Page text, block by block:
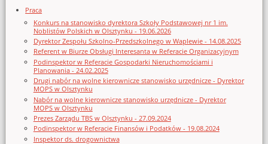
Praca
Konkurs na stanowisko dyrektora Szkoły Podstawowej nr 1 im.
Noblistów Polskich w Olsztynku - 19.06.2026
Dyrektor Zespołu Szkolno-Przedszkolnego w Waplewie - 14.08.2025
Referent w Biurze Obsługi Interesanta w Referacie Organizacyjnym
Podinspektor w Referacie Gospodarki Nieruchomościami i
Planowania - 24.02.2025
Drugi nabór na wolne kierownicze stanowisko urzędnicze - Dyrektor
MOPS w Olsztynku
Nabór na wolne kierownicze stanowisko urzędnicze - Dyrektor
MOPS w Olsztynku
Prezes Zarządu TBS w Olsztynku - 27.09.2024
Podinspektor w Referacie Finansów i Podatków - 19.08.2024
Inspektor ds. drogownictwa